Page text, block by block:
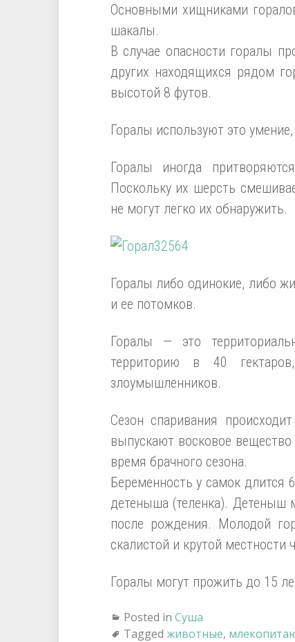
Основными хищниками
шакалы.
В случае опасности горалы
других находящихся рядом
высотой 8 футов.
Горалы используют это
Горалы иногда
Поскольку их шерсть
не могут легко их обнаружить.
Горалы либо одинокие, либо
и ее потомков.
Горалы — это
территорию в 40
злоумышленников.
Сезон спаривания
выпускают восковое
время брачного сезона.
Беременность у самок длится
детеныша (теленка). Детеныш
после рождения. Молодой
скалистой и крутой местности
Горалы могут прожить до 15
Posted in Суша
Tagged животные,